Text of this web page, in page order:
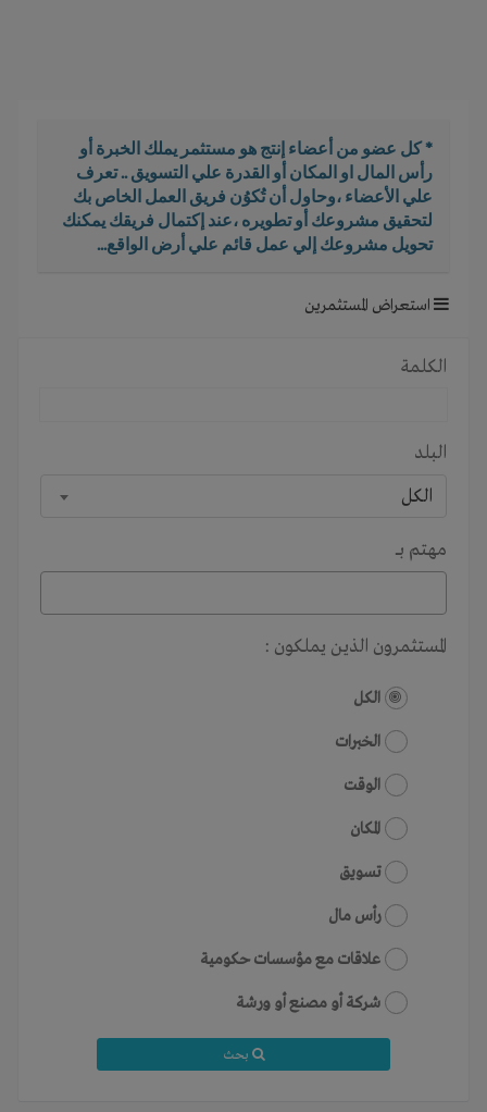
* كل عضو من أعضاء إنتج هو مستثمر يملك الخبرة أو
رأس المال او المكان أو القدرة علي التسويق .. تعرف
علي الأعضاء ،وحاول أن تُكوُن فريق العمل الخاص بك
لتحقيق مشروعك أو تطويره ،عند إكتمال فريقك يمكنك
تحويل مشروعك إلي عمل قائم علي أرض الواقع...
استعراض المستثمرين
الكلمة
البلد
الكل
مهتم بـــ
المستثمرون الذين يملكون :
الكل
الخبرات
الوقت
المكان
تسويق
رأس مال
علاقات مع مؤسسات حكومية
شركة أو مصنع أو ورشة